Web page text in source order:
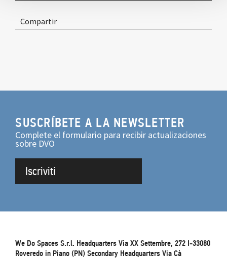
Compartir
SUSCRÍBETE A LA NEWSLETTER
Complete el formulario para recibir actualizaciones
sobre DVO
Iscriviti
We Do Spaces S.r.l. Headquarters Via XX Settembre, 272 I-33080
Roveredo in Piano (PN) Secondary Headquarters Via Cà